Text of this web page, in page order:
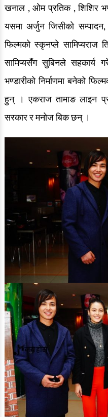
खनाल , ओम प्रतिक , शिशिर
यसमा अर्जुन जिसीको
फिल्मको स्कृनप्ले सामिप्यराज
सामिप्यसँग सुबिनले
भण्डारीको निर्माणमा बनेको
हुन् । एकराज तामाङ लाइन
सरकार र मनोज बिक छन् ।